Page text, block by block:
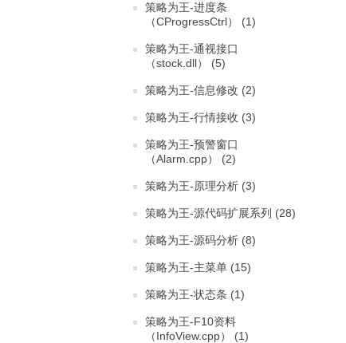
策略为王-进度条
（CProgressCtrl） (1)
策略为王-通视接口
（stock.dll） (5)
策略为王-信息修改 (2)
策略为王-行情接收 (3)
策略为王-预警窗口
（Alarm.cpp） (2)
策略为王-原理分析 (3)
策略为王-源代码扩展系列 (28)
策略为王-源码分析 (8)
策略为王-主菜单 (15)
策略为王-状态条 (1)
策略为王-F10资料
（InfoView.cpp） (1)